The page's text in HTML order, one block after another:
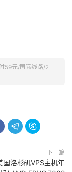
59元/国际线路/2
 
下一篇
洛杉矶VPS主机年